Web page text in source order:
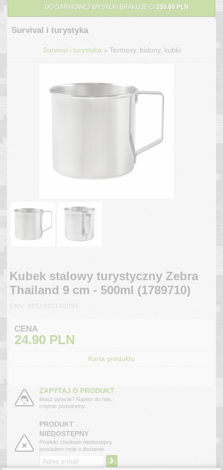
DO DARMOWEJ WYSYŁKI BRAKUJE CI 250.00 PLN
Survival i turystyka
Survival i turystyka » Termosy, bidony, kubki
Kubek stalowy turystyczny Zebra
Thailand 9 cm - 500ml (1789710)
EAN: 8851991100093
CENA
24.90 PLN
Karta produktu
ZAPYTAJ O PRODUKT
Masz pytanie? Napisz do nas,
chętnie pomożemy.
PRODUKT
NIEDOSTĘPNY
Produkt chwilowo niedostępny
powiadom mnie o dostawie.
›